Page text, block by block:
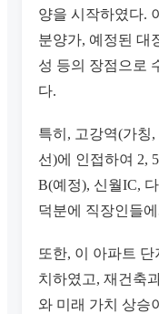
양을 시작하였다.
분양가, 예정된 대
성 등의 장점으로
다.
특히, 고강역(가칭
선)에 인접하여 2,
B(예정), 신월IC,
덕분에 직장인들
또한, 이 아파트
치하였고, 재건축
와 미래 가치 상승